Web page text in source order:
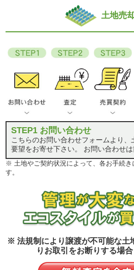
土地売
STEP1 お問い合わせ
こちらのお問い合わせフォームより
要望をお寄せ下さい。 お問い合わせは
※ 土地やご契約状況によって、各お手続き
す。
※ 法規制により譲渡が不可能な土
りお取引をお断りする場合